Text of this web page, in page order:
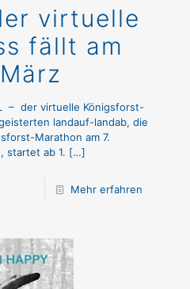
virtuelle
fällt am
– der virtuelle Königsforst-
landauf-landab, die
Marathon am 7.
startet ab 1. […]
Mehr erfahren